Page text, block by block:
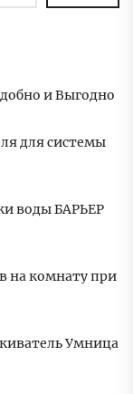
и Выгодно
для системы
воды БАРЬЕР
на комнату при
Умница